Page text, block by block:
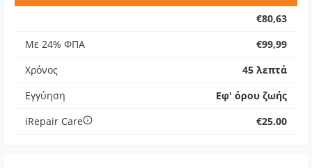
€80,63
Με 24% ΦΠΑ
€99,99
Χρόνος
45 λεπτά
Εγγύηση
Εφ' όρου ζωής
iRepair Care
€25.00